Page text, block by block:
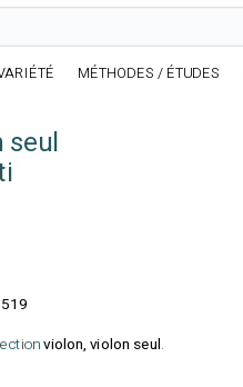
MÉTHODES / ÉTUDES
seul
violon, violon seul.